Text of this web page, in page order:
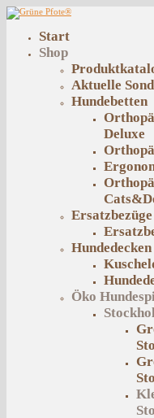
Start
Shop
Aktuelle
Hundebetten
Deluxe
Hundedecken
Öko